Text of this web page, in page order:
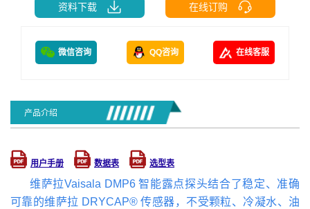
资料下载 在线订购
微信咨询 QQ咨询 在线客服
产品介绍
用户手册 数据表 选型表
维萨拉Vaisala DMP6 智能露点探头结合了稳定、准确
可靠的维萨拉 DRYCAP® 传感器，不受颗粒、冷凝水、油